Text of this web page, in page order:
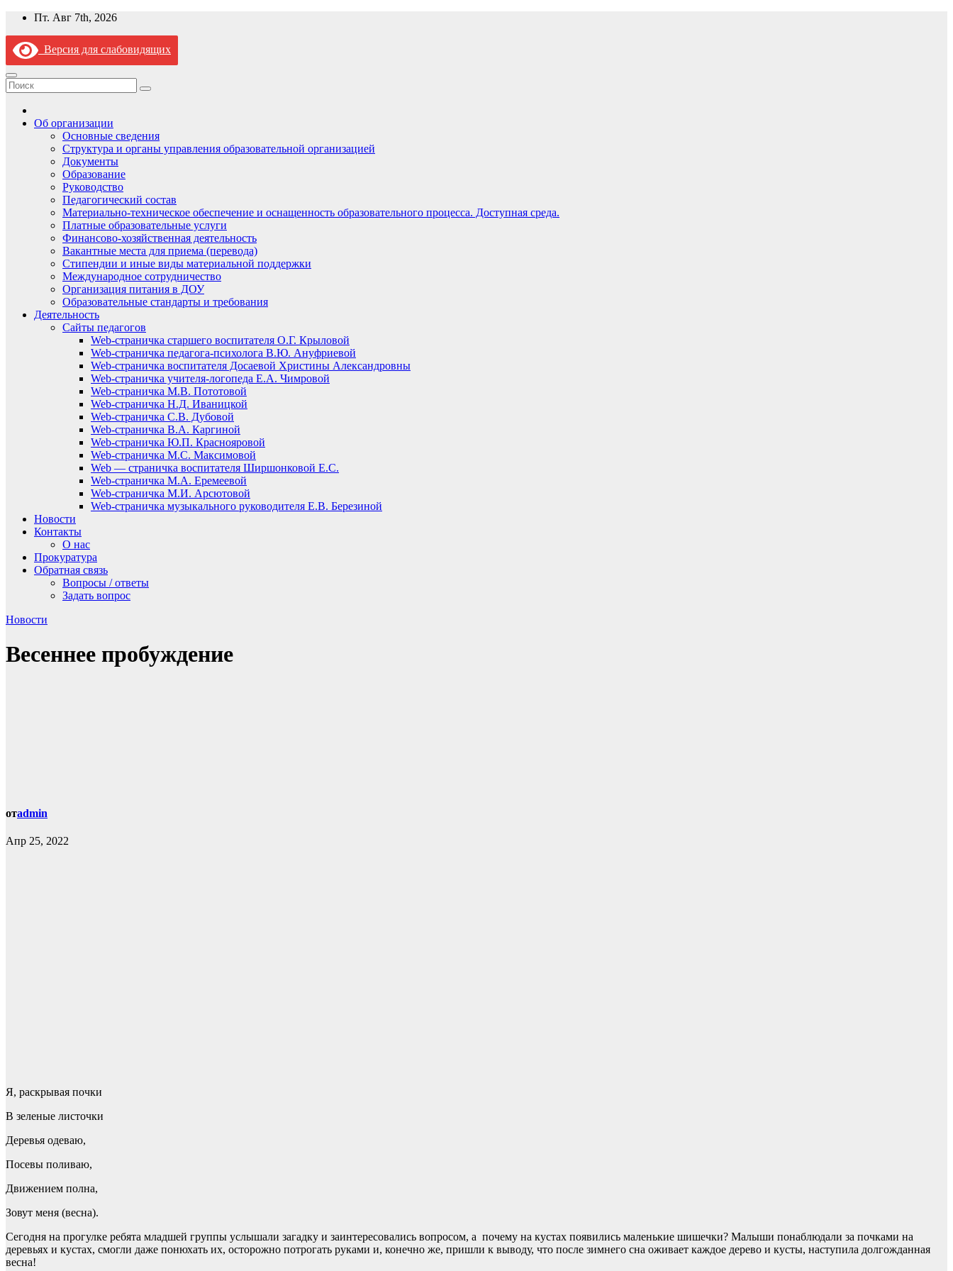
Перейти
содержимому
Пт. Авг 7th, 2026
Версия для слабовидящих
Об организации
Основные сведения
Структура и органы управления образовательной организацией
Документы
Образование
Руководство
Педагогический состав
Материально-техническое обеспечение и оснащенность образовательного процесса. Доступная среда.
Платные образовательные услуги
Финансово-хозяйственная деятельность
Вакантные места для приема (перевода)
Стипендии и иные виды материальной поддержки
Международное сотрудничество
Организация питания в ДОУ
Образовательные стандарты и требования
Деятельность
Сайты педагогов
Web-страничка старшего воспитателя О.Г. Крыловой
Web-страничка педагога-психолога В.Ю. Ануфриевой
Web-страничка воспитателя Досаевой Христины Александровны
Web-страничка учителя-логопеда Е.А. Чимровой
Web-страничка М.В. Пототовой
Web-страничка Н.Д. Иваницкой
Web-страничка С.В. Дубовой
Web-страничка В.А. Каргиной
Web-страничка Ю.П. Краснояровой
Web-страничка М.С. Максимовой
Web — страничка воспитателя Ширшонковой Е.С.
Web-страничка М.А. Еремеевой
Web-страничка М.И. Арсютовой
Web-страничка музыкального руководителя Е.В. Березиной
Новости
Контакты
О нас
Прокуратура
Обратная связь
Вопросы / ответы
Задать вопрос
Новости
Весеннее пробуждение
отadmin
Апр 25, 2022
Я, раскрывая почки
В зеленые листочки
Деревья одеваю,
Посевы поливаю,
Движением полна,
Зовут меня (весна).
Сегодня на прогулке ребята младшей группы услышали загадку и заинтересовались вопросом, а почему на кустах появились маленькие шишечки? Малыши понаблюдали за почками на
деревьях и кустах, смогли даже понюхать их, осторожно потрогать руками и, конечно же, пришли к выводу, что после зимнего сна оживает каждое дерево и кусты, наступила долгожданная
весна!